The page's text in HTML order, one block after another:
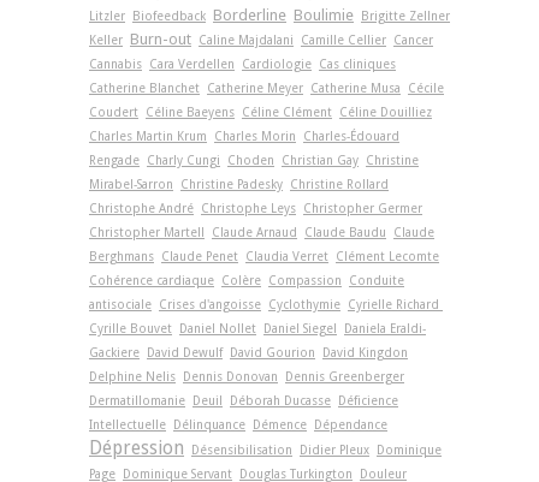
Litzler Biofeedback Borderline Boulimie Brigitte Zellner
Keller Burn-out Caline Majdalani Camille Cellier Cancer
Cannabis Cara Verdellen Cardiologie Cas cliniques
Catherine Blanchet Catherine Meyer Catherine Musa
Cécile
Coudert Céline Baeyens Céline Clément Céline Douilliez
Charles Martin Krum
Charles Morin
Charles-Édouard
Rengade Charly Cungi Choden Christian Gay Christine
Mirabel-Sarron
Christine Padesky Christine Rollard
Christophe André Christophe Leys Christopher Germer
Christopher Martell
Claude Arnaud Claude Baudu
Claude
Berghmans Claude Penet Claudia Verret Clément Lecomte
Cohérence cardiaque Colère Compassion
Conduite
antisociale Crises d'angoisse Cyclothymie Cyrielle Richard
Cyrille Bouvet Daniel Nollet Daniel Siegel
Daniela Eraldi-
Gackiere David Dewulf David Gourion
David Kingdon
Delphine Nelis Dennis Donovan
Dennis Greenberger
Dermatillomanie Deuil Déborah Ducasse Déficience
Intellectuelle Délinquance Démence Dépendance
Dépression Désensibilisation Didier Pleux Dominique
Page Dominique Servant Douglas Turkington
Douleur